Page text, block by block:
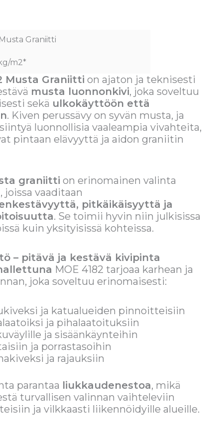
Graniitti
m2*
Musta Graniitti on ajaton ja teknisesti
musta luonnonkivi, joka soveltuu
sekä ulkokäyttöön että
. Kiven perussävy on syvän musta, ja
luonnollisia vaaleampia vivahteita,
pintaan elävyyttä ja aidon graniitin
graniitti on erinomainen valinta
joissa vaaditaan
pitkäikäisyyttä ja
. Se toimii hyvin niin julkisissa
kuin yksityisissä kohteissa.
– pitävä ja kestävä kivipinta
MOE 4182 tarjoaa karhean ja
joka soveltuu erinomaisesti:
ja katualueiden pinnoitteisiin
ja pihalaatoituksiin
ja sisäänkäynteihin
ja porrastasoihin
ja rajauksiin
parantaa liukkaudenestoa, mikä
turvallisen valinnan vaihteleviin
ja vilkkaasti liikennöidyille alueille.